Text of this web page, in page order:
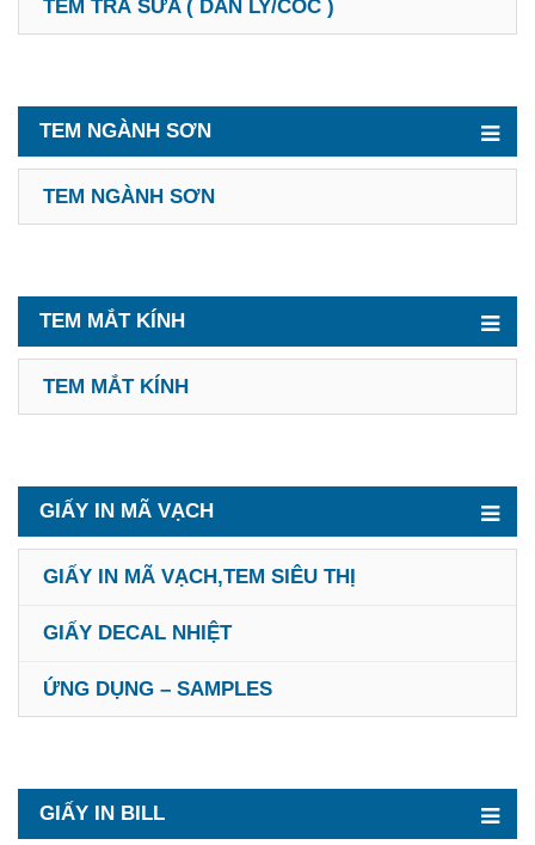
TEM TRÀ SỮA ( DÁN LY/CỐC )
TEM NGÀNH SƠN
TEM NGÀNH SƠN
TEM MẮT KÍNH
TEM MẮT KÍNH
GIẤY IN MÃ VẠCH
GIẤY IN MÃ VẠCH,TEM SIÊU THỊ
GIẤY DECAL NHIỆT
ỨNG DỤNG – SAMPLES
GIẤY IN BILL